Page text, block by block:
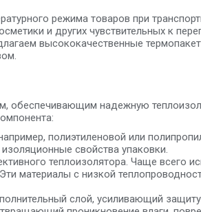
режима товаров при
и других чувствительных к
высококачественные
обеспечивающим надежную
полиэтиленовой или
свойства упаковки.
теплоизолятора. Чаще всего
материалы с низкой
слой, усиливающий